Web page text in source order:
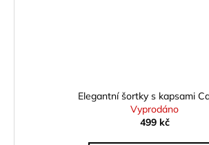
Elegantní šortky s kapsami
Vyprodáno
499 kč